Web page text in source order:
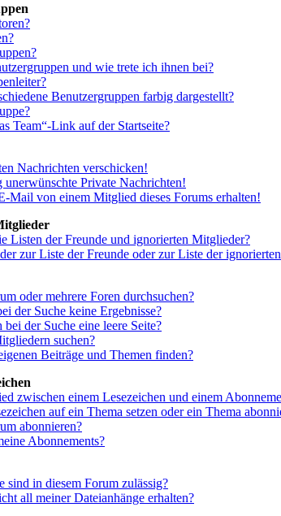
und wie trete ich ihnen bei?
Benutzergruppen farbig dargestellt?
Team“-Link auf der Startseite?
Nachrichten verschicken!
unerwünschte Private Nachrichten!
Mail von einem Mitglied dieses Forums erhalten!
Listen der Freunde und ignorierten Mitglieder?
zur Liste der Freunde oder zur Liste der
oder mehrere Foren durchsuchen?
der Suche keine Ergebnisse?
der Suche eine leere Seite?
suchen?
Beiträge und Themen finden?
zwischen einem Lesezeichen und einem
auf ein Thema setzen oder ein Thema
abonnieren?
Abonnements?
sind in diesem Forum zulässig?
all meiner Dateianhänge erhalten?